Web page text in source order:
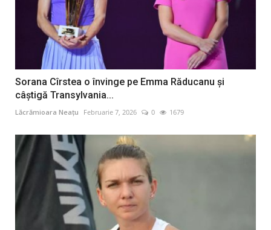
Sorana Cîrstea o învinge pe Emma Răducanu și
câștigă Transylvania...
Lăcrămioara Neațu Februarie 7, 2026 0 1679